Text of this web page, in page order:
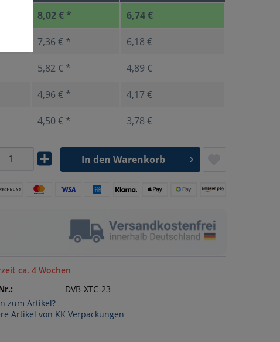
8,02 € * 6,74 €
7,36 € * 6,18 €
5,82 € * 4,89 €
4,96 € * 4,17 €
4,50 € * 3,78 €
In den Warenkorb
ca. 4 Wochen
DVB-XTC-23
zum Artikel?
Artikel von KK Verpackungen